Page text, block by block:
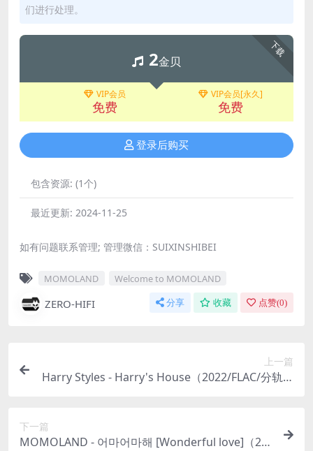
们进行处理。
下载
2金贝
VIP会员
免费
VIP会员[永久]
免费
登录后购买
包含资源: (1个)
最近更新: 2024-11-25
如有问题联系管理; 管理微信：SUIXINSHIBEI
MOMOLAND Welcome to MOMOLAND
ZERO-HIFI 分享 收藏 点赞(0)
上一篇
Harry Styles - Harry's House（2022/FLAC/分轨/5
下一篇
MOMOLAND - 어마어마해 [Wonderful love]（20